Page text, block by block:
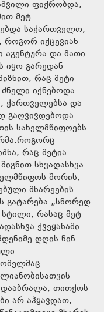
ფიქრობდა,
მეტ
საქართველო,
როგორ იქცევიან
და მათი
იყო გარედან
რაც მეტი
იქნებოდა
ქართველებსა და
გაღვივდებოდა
სახელმწიფოებს
რაც მეტია
სხვადასხვა
შორის,
მხარეების
გატარება.„სწორედ
რასაც მეტ-
ქვეყანაში.
დღის წინ
თითქოს
არ აჰყავდათ,